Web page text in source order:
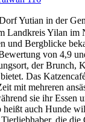
Yutian in der
Landkreis Yilan im
und Bergblicke
von 4,9
der Brunch,
Das
mit mehreren
sie ihr Essen
heißt auch Hunde
die die